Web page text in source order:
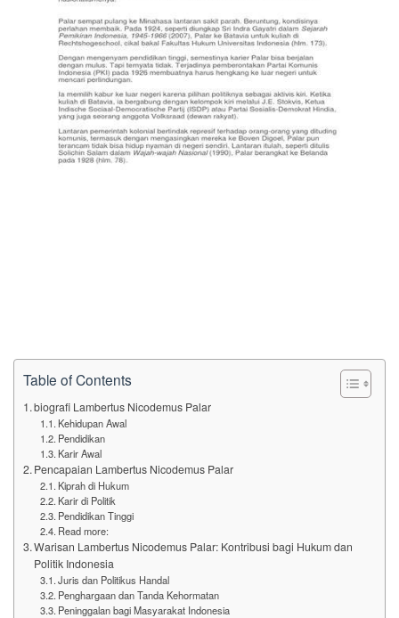
Table of Contents
biografi Lambertus Nicodemus Palar
Kehidupan Awal
Pendidikan
Karir Awal
Pencapaian Lambertus Nicodemus Palar
Kiprah di Hukum
Karir di Politik
Pendidikan Tinggi
Read more:
Warisan Lambertus Nicodemus Palar: Kontribusi bagi Hukum dan
Politik Indonesia
Juris dan Politikus Handal
Penghargaan dan Tanda Kehormatan
Peninggalan bagi Masyarakat Indonesia